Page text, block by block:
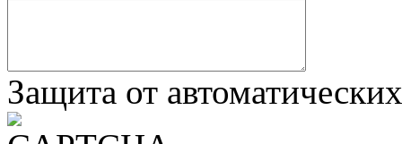
Защита от